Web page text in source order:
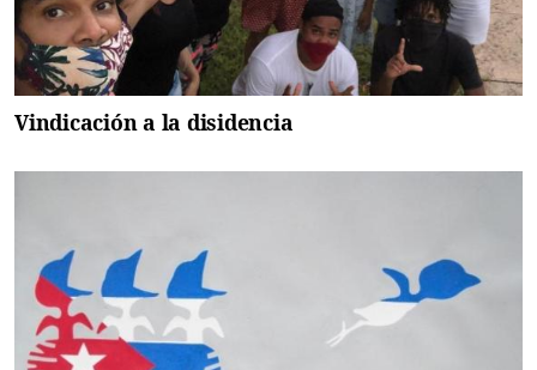
Vindicación a la disidencia